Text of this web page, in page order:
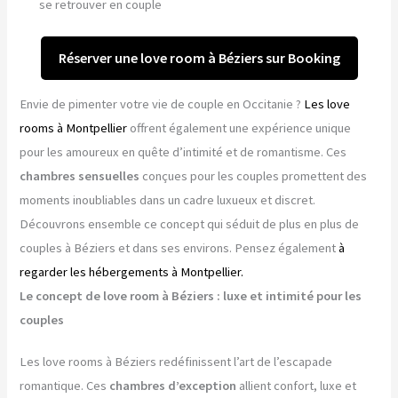
se retrouver en couple
Réserver une love room à Béziers sur Booking
Envie de pimenter votre vie de couple en Occitanie ? Les love
rooms à Montpellier offrent également une expérience unique
pour les amoureux en quête d’intimité et de romantisme. Ces
chambres sensuelles conçues pour les couples promettent des
moments inoubliables dans un cadre luxueux et discret.
Découvrons ensemble ce concept qui séduit de plus en plus de
couples à Béziers et dans ses environs. Pensez égalementà
regarder les hébergements à Montpellier.
Le concept de love room à Béziers : luxe et intimité pour les
couples
Les love rooms à Béziers redéfinissent l’art de l’escapade
romantique. Ces chambres d’exception allient confort, luxe et